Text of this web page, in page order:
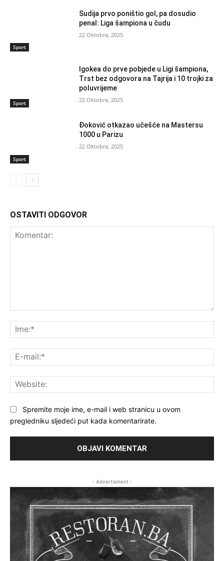
Sport
Sudija prvo poništio gol, pa dosudio
penal: Liga šampiona u čudu
22 Oktobra, 2025
Sport
Igokea do prve pobjede u Ligi šampiona,
Trst bez odgovora na Tajrija i 10 trojki za
poluvrijeme
22 Oktobra, 2025
Sport
Đoković otkazao učešće na Mastersu
1000 u Parizu
22 Oktobra, 2025
OSTAVITI ODGOVOR
Spremite moje ime, e-mail i web stranicu u ovom
pregledniku sljedeći put kada komentarirate.
- Advertisment -